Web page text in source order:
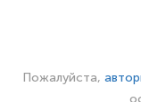
Пожалуйста,